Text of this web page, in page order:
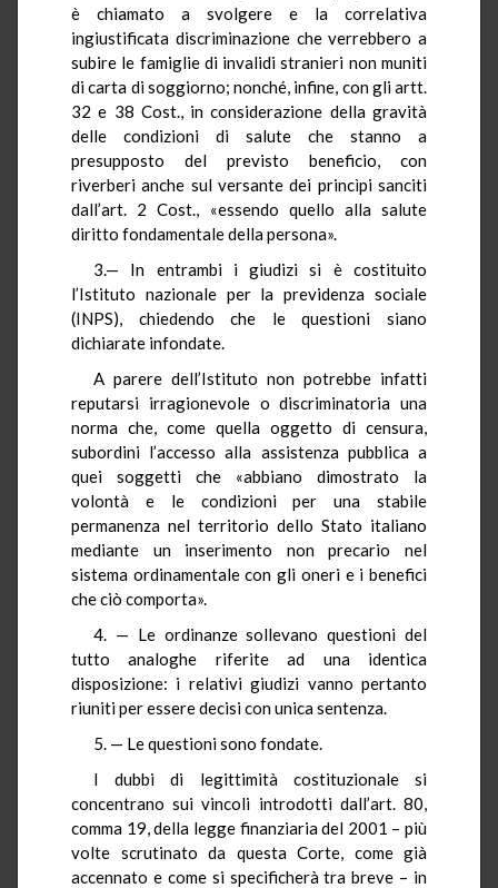
è chiamato a svolgere e la correlativa
ingiustificata discriminazione che verrebbero a
subire le famiglie di invalidi stranieri non muniti
di carta di soggiorno; nonché, infine, con gli artt.
32 e 38 Cost., in considerazione della gravità
delle condizioni di salute che stanno a
presupposto del previsto beneficio, con
riverberi anche sul versante dei princìpi sanciti
dall’art. 2 Cost., «essendo quello alla salute
diritto fondamentale della persona».
3.— In entrambi i giudizi si è costituito
l’Istituto nazionale per la previdenza sociale
(INPS), chiedendo che le questioni siano
dichiarate infondate.
A parere dell’Istituto non potrebbe infatti
reputarsi irragionevole o discriminatoria una
norma che, come quella oggetto di censura,
subordini l’accesso alla assistenza pubblica a
quei soggetti che «abbiano dimostrato la
volontà e le condizioni per una stabile
permanenza nel territorio dello Stato italiano
mediante un inserimento non precario nel
sistema ordinamentale con gli oneri e i benefici
che ciò comporta».
4. — Le ordinanze sollevano questioni del
tutto analoghe riferite ad una identica
disposizione: i relativi giudizi vanno pertanto
riuniti per essere decisi con unica sentenza.
5. — Le questioni sono fondate.
I dubbi di legittimità costituzionale si
concentrano sui vincoli introdotti dall’art. 80,
comma 19, della legge finanziaria del 2001 – più
volte scrutinato da questa Corte, come già
accennato e come si specificherà tra breve – in